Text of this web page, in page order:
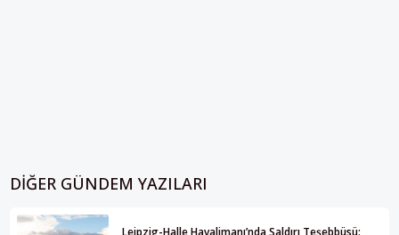
DIĞER GÜNDEM YAZILARI